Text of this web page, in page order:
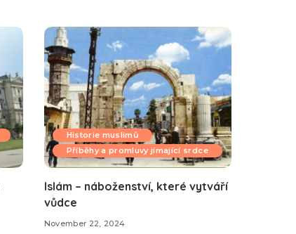
Historie muslimů
Příběhy a promluvy jímající srdce
Islám – náboženství, které vytváří
vůdce
November 22, 2024